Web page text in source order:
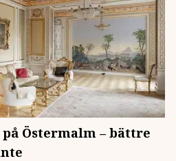
Östermalm – bättre